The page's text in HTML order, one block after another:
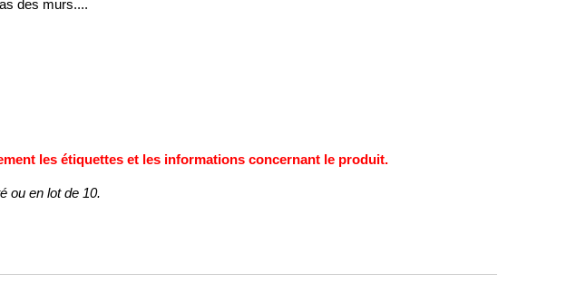
des murs....
les étiquettes et les informations concernant le produit.
ou en lot de 10.